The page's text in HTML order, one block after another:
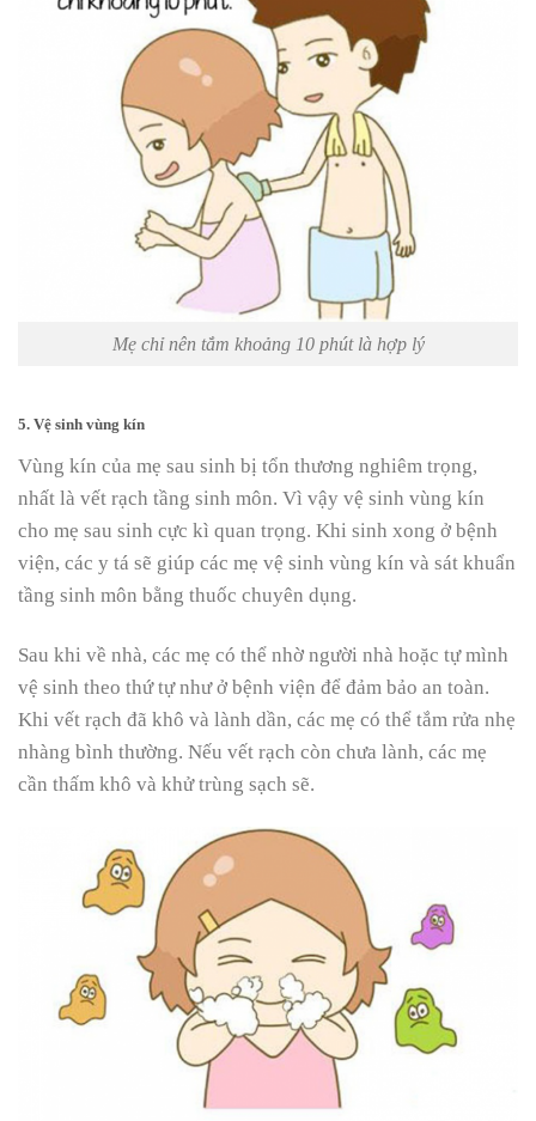
Mẹ chỉ nên tắm khoảng 10 phút là hợp lý
5. Vệ sinh vùng kín
Vùng kín của mẹ sau sinh bị tổn thương nghiêm trọng,
nhất là vết rạch tầng sinh môn. Vì vậy vệ sinh vùng kín
cho mẹ sau sinh cực kì quan trọng. Khi sinh xong ở bệnh
viện, các y tá sẽ giúp các mẹ vệ sinh vùng kín và sát khuẩn
tầng sinh môn bằng thuốc chuyên dụng.
Sau khi về nhà, các mẹ có thể nhờ người nhà hoặc tự mình
vệ sinh theo thứ tự như ở bệnh viện để đảm bảo an toàn.
Khi vết rạch đã khô và lành dần, các mẹ có thể tắm rửa nhẹ
nhàng bình thường. Nếu vết rạch còn chưa lành, các mẹ
cần thấm khô và khử trùng sạch sẽ.